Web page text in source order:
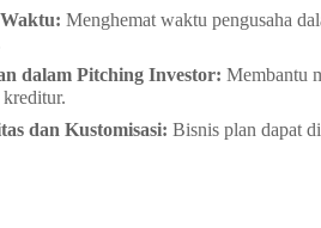
Menghemat waktu pengusaha
dalam Pitching Investor: Membantu
dan Kustomisasi: Bisnis plan dapat